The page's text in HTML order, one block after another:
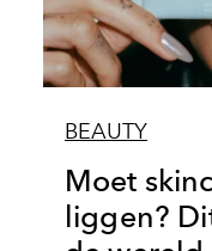
BEAUTY
Moet
liggen?